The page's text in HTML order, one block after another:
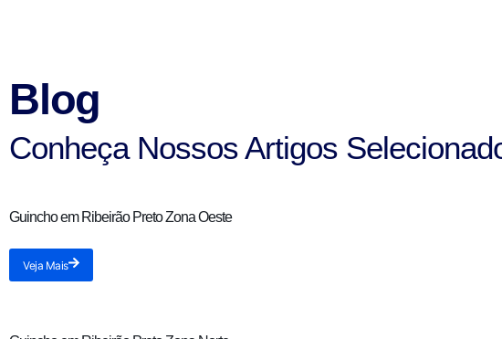
Blog
Conheça Nossos Artigos
Guincho em Ribeirão Preto Zona Oeste
Veja Mais